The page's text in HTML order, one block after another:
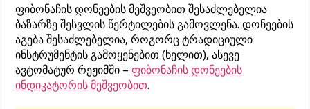
ფიბონაჩის დონეების მეშვეობით შესაძლებელია
ბაზარზე შესვლის წერტილების გამოვლენა. დონეების
აგება შესაძლებელია, როგორც ტრადიციული
ინსტრუმენტის გამოყენებით (ხელით), ასევე
ავტომატურ რეჟიმში –ფიბონაჩის დონეების
ინდიკატორის მეშვეობით.